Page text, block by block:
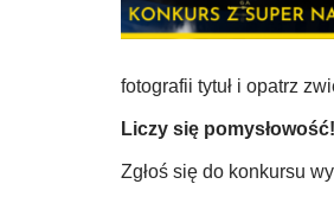
fotografii tytuł i opatrz
Liczy się pomysłowość!
Zgłoś się do konkursu